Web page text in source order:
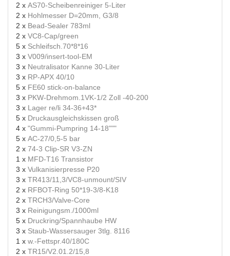
2 x AS70-Scheibenreiniger 5-Liter
2 x Hohlmesser D=20mm, G3/8
2 x Bead-Sealer 783ml
2 x VC8-Cap/green
5 x Schleifsch.70*8*16
3 x V009/insert-tool-EM
3 x Neutralisator Kanne 30-Liter
3 x RP-APX 40/10
5 x FE60 stick-on-balance
3 x PKW-Drehmom.1VK-1/2 Zoll -40-200
3 x Lager re/li 34-36+43*
5 x Druckausgleichskissen groß
4 x "Gummi-Pumpring 14-18"""
5 x AC-27/0,5-5 bar
2 x 74-3 Clip-SR V3-ZN
1 x MFD-T16 Transistor
3 x Vulkanisierpresse P20
3 x TR413/11,3/VC8-unmount/SIV
2 x RFBOT-Ring 50*19-3/8-K18
2 x TRCH3/Valve-Core
3 x Reinigungsm./1000ml
5 x Druckring/Spannhaube HW
3 x Staub-Wassersauger 3tlg. 8116
1 x w.-Fettspr.40/180C
2 x TR15/V2.01.2/15,8